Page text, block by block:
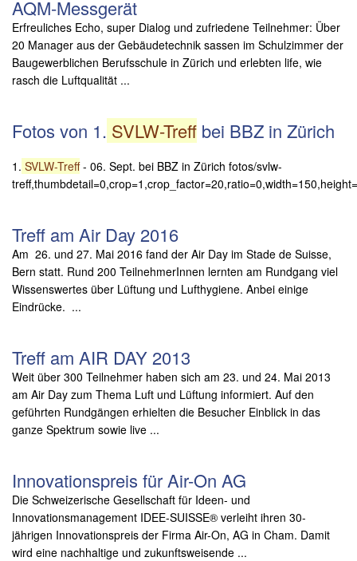
AQM-Messgerät
Erfreuliches Echo, super Dialog und zufriedene Teilnehmer: Über
20 Manager aus der Gebäudetechnik sassen im Schulzimmer der
Baugewerblichen Berufsschule in Zürich und erlebten life, wie
rasch die Luftqualität ...
Fotos von 1. SVLW-Treff bei BBZ in Zürich
1. SVLW-Treff- 06. Sept. bei BBZ in Zürich fotos/svlw-
Treff am Air Day 2016
Am 26. und 27. Mai 2016 fand der Air Day im Stade de Suisse,
Bern statt. Rund 200 TeilnehmerInnen lernten am Rundgang viel
Wissenswertes über Lüftung und Lufthygiene. Anbei einige
Eindrücke. ...
Treff am AIR DAY 2013
Weit über 300 Teilnehmer haben sich am 23. und 24. Mai 2013
am Air Day zum Thema Luft und Lüftung informiert. Auf den
geführten Rundgängen erhielten die Besucher Einblick in das
ganze Spektrum sowie live ...
Innovationspreis für Air-On AG
Die Schweizerische Gesellschaft für Ideen- und
Innovationsmanagement IDEE-SUISSE® verleiht ihren 30-
jährigen Innovationspreis der Firma Air-On, AG in Cham. Damit
wird eine nachhaltige und zukunftsweisende ...